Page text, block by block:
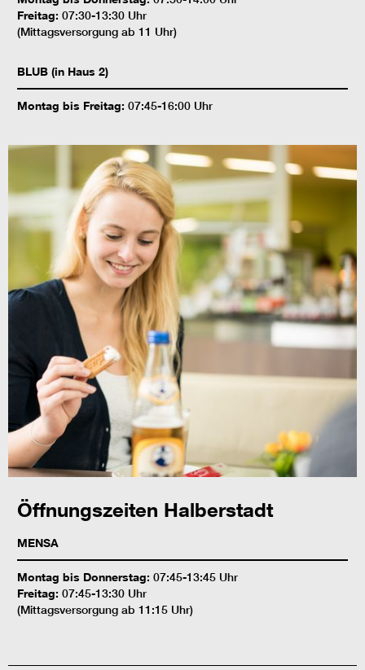
Freitag: 07:30-13:30 Uhr
(Mittagsversorgung ab 11 Uhr)
BLUB (in Haus 2)
Montag bis Freitag: 07:45-16:00 Uhr
Öffnungszeiten Halberstadt
MENSA
Montag bis Donnerstag: 07:45-13:45 Uhr
Freitag: 07:45-13:30 Uhr
(Mittagsversorgung ab 11:15 Uhr)